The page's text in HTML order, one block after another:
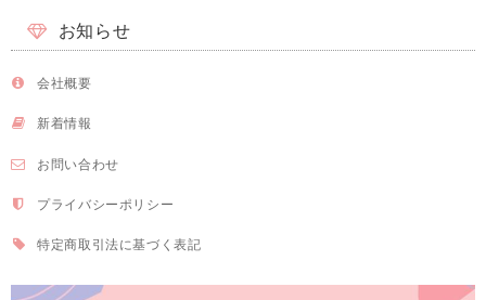
お知らせ
会社概要
新着情報
お問い合わせ
プライバシーポリシー
特定商取引法に基づく表記